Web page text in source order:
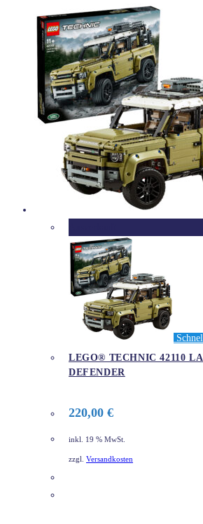
LEGO® TECHNIC 42110
DEFENDER
220,00 €
inkl. 19 % MwSt.
zzgl. Versandkosten